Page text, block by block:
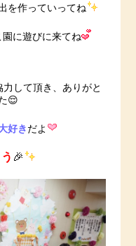
を作っていってね
に遊びに来てね
して頂き、ありがと
😌
好きだよ
🎉